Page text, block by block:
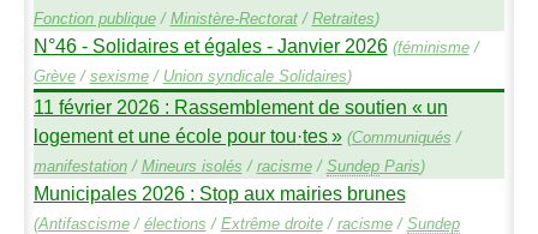
Fonction publique/ Ministère-Rectorat/ Retraites)
N°46 - Solidaires et égales - Janvier 2026 (féminisme/
Grève/ sexisme/ Union syndicale Solidaires)
11 février 2026 : Rassemblement de soutien « un
logement et une école pour tou·tes» (Communiqués /
manifestation/ Mineurs isolés / racisme/ SundepParis)
Municipales 2026 : Stop aux mairies brunes
(Antifascisme/ élections / Extrême droite/ racisme/ Sundep